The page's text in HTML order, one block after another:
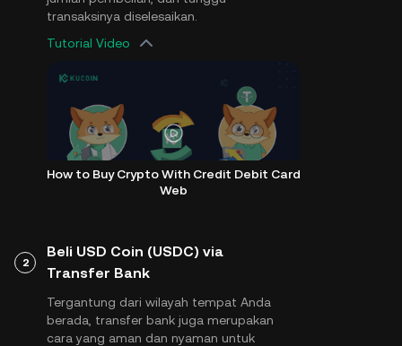
transaksinya diselesaikan.
Tutorial Video
How to Buy Crypto With Credit Debit Card
Web
2
Beli USD Coin (USDC) via
Transfer Bank
Tergantung dari wilayah tempat Anda
berada, transfer bank juga merupakan
cara yang aman dan nyaman untuk